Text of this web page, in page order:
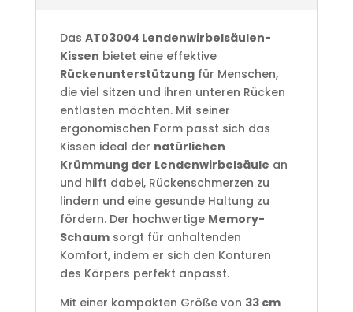
Das AT03004 Lendenwirbelsäulen-
Kissen bietet eine effektive
Rückenunterstützungfür Menschen,
die viel sitzen und ihren unteren Rücken
entlasten möchten. Mit seiner
ergonomischen Form passt sich das
Kissen ideal der natürlichen
Krümmung der Lendenwirbelsäule an
und hilft dabei, Rückenschmerzen zu
lindern und eine gesunde Haltung zu
fördern. Der hochwertige Memory-
Schaumsorgt für anhaltenden
Komfort, indem er sich den Konturen
des Körpers perfekt anpasst.
Mit einer kompakten Größe von 33 cm